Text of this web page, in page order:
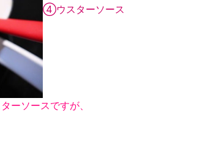
④ウスターソース
ーソースですが、